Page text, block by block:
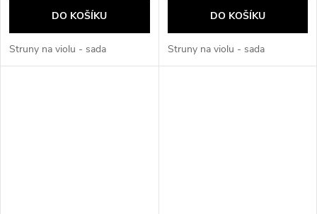
DO KOŠÍKU
Struny na violu - sada
DO KOŠÍKU
Struny na violu - sada